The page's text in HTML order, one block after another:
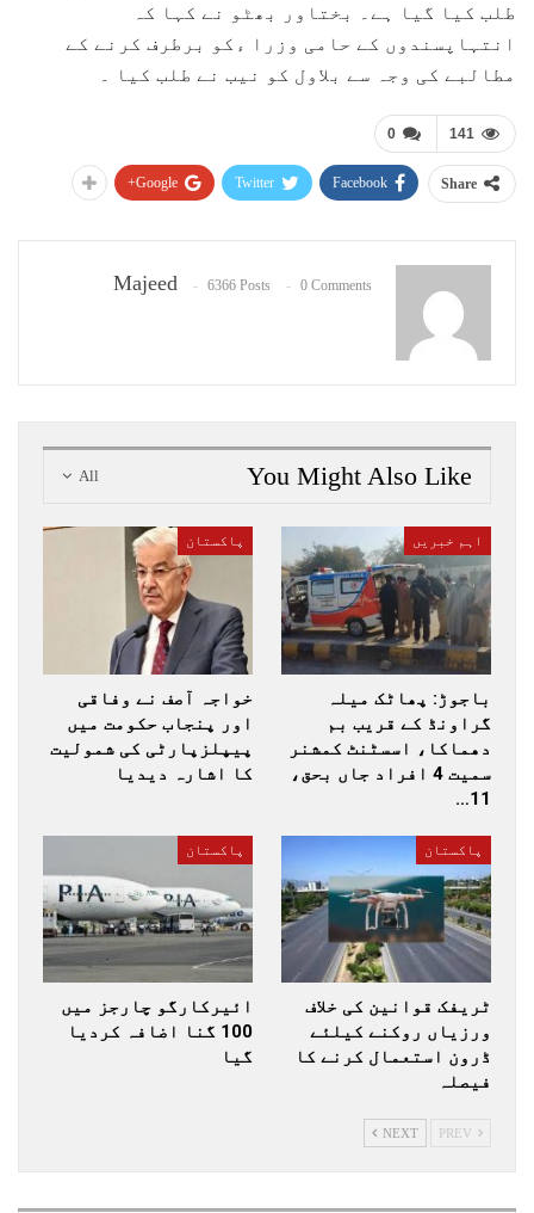
طلب کیا گیا ہے۔ بختاور بھٹو نے کہا کہ
انتہاپسندوں کے حامی وزرا ءکو برطرف کرنے کے
مطالبے کی وجہ سے بلاول کو نیب نے طلب کیا ۔
0 141
Share
Facebook
Twitter
Google+
Majeed 6366 Posts 0 Comments
All You Might Also Like
اہم خبریں
باجوڑ: پھاٹک میلہ
گراونڈ کے قریب بم
دھماکا، اسسٹنٹ کمشنر
سمیت 4 افراد جاں بحق،
11…
پاکستان
خواجہ آصف نے وفاقی
اور پنجاب حکومت میں
پیپلزپارٹی کی شمولیت
کا اشارہ دیدیا
پاکستان
ٹریفک قوانین کی خلاف
ورزیاں روکنے کیلئے
ڈرون استعمال کرنے کا
فیصلہ
پاکستان
ائیرکارگو چارجز میں
100 گنا اضافہ کردیا
گیا
NEXT